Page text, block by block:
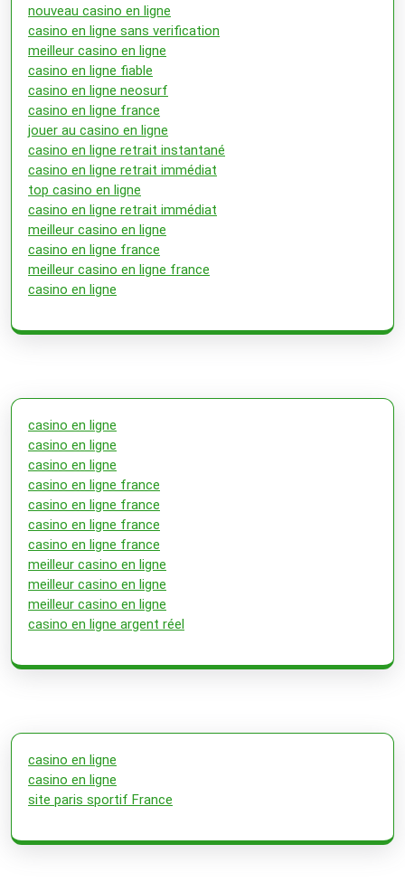
nouveau casino en ligne
casino en ligne sans verification
meilleur casino en ligne
casino en ligne fiable
casino en ligne neosurf
casino en ligne france
jouer au casino en ligne
casino en ligne retrait instantané
casino en ligne retrait immédiat
top casino en ligne
casino en ligne retrait immédiat
meilleur casino en ligne
casino en ligne france
meilleur casino en ligne france
casino en ligne
casino en ligne
casino en ligne
casino en ligne
casino en ligne france
casino en ligne france
casino en ligne france
casino en ligne france
meilleur casino en ligne
meilleur casino en ligne
meilleur casino en ligne
casino en ligne argent réel
casino en ligne
casino en ligne
site paris sportif France